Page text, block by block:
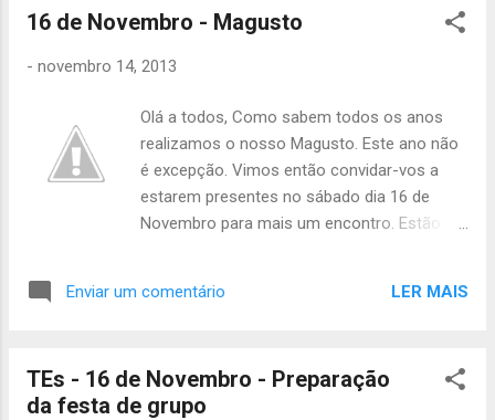
quentinhas. O Magusto começa às 18h para
lanche. Já sabem, se precisarem de faltar
Catarina Arroio Tchil
16 de Novembro - Magusto
- novembro 14, 2013
Olá a todos, Como sabem todos os anos
realizamos o nosso Magusto. Este ano não
é excepção. Vimos então convidar-vos a
estarem presentes no sábado dia 16 de
Novembro para mais um encontro. Estão
selecção de fotografias do ano escotista
Enviar um comentário LER MAIS
TEs - 16 de Novembro - Preparação
da festa de grupo